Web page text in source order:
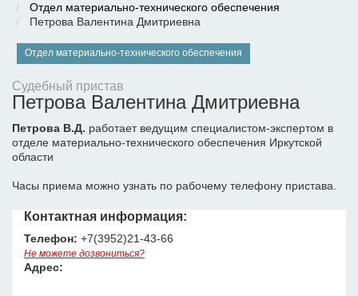
Отдел материально-технического обеспечения
Петрова Валентина Дмитриевна
Отдел материально-технического обеспечения
Судебный пристав
Петрова Валентина Дмитриевна
Петрова В.Д. работает ведущим специалистом-экспертом в
отделе материально-технического обеспечения Иркутской
области
Часы приема можно узнать по рабочему телефону пристава.
Контактная информация:
Телефон: +7(3952)21-43-66
Не можете дозвониться?
Адрес: